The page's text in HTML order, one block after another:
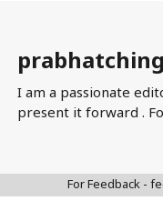
I am a passionate
present it forward .
For Feedback -